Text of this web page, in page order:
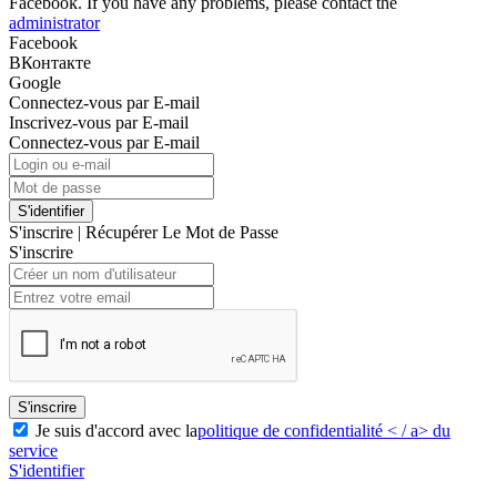
administrator
Facebook
ВКонтакте
Google
Connectez-vous par E-mail
Inscrivez-vous par E-mail
Connectez-vous par E-mail
S'identifier
S'inscrire | Récupérer Le Mot de Passe
S'inscrire
S'inscrire
Je suis d'accord avec lapolitique de confidentialité < / a> du
service
S'identifier